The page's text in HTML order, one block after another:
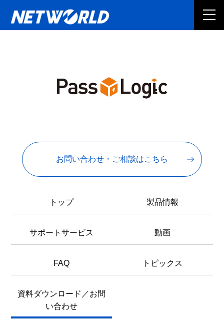
お問い合わせ・ご相談はこちら
トップ 製品情報
サポートサービス 動画
FAQ トピックス
資料ダウンロード／お問
い合わせ